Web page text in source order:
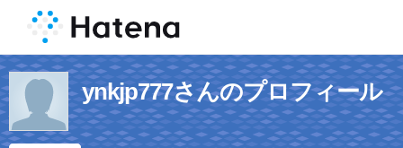
ynkjp777さんのプロフィール